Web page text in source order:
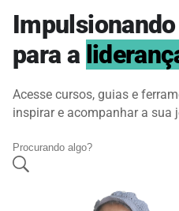
para a
Acesse cursos, guias e
inspirar e acompanhar a sua